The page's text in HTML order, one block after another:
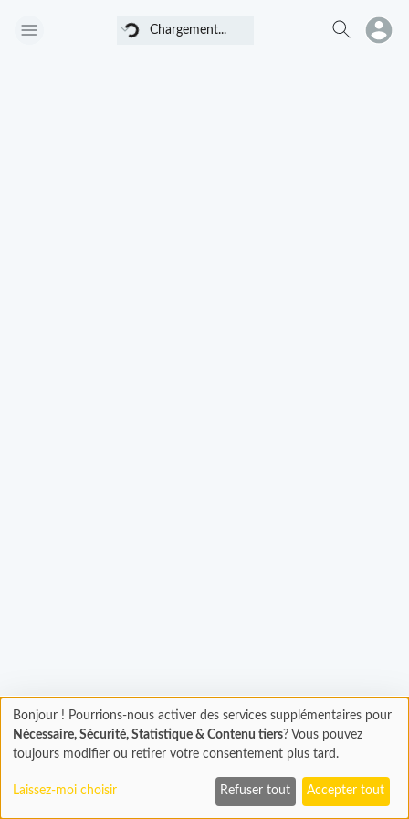
Chargement... Chargement...
Chargement
En cours...
Bonjour ! Pourrions-nous activer des services supplémentaires pour
Nécessaire, Sécurité, Statistique & Contenu tiers? Vous pouvez
toujours modifier ou retirer votre consentement plus tard.
Laissez-moi choisir Refuser tout Accepter tout